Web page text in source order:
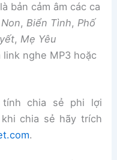
bản cảm âm các ca
, Biển Tình, Phố
, Mẹ Yêu
link nghe MP3 hoặc
tính chia sẻ phi lợi
chia sẻ hãy trích
.